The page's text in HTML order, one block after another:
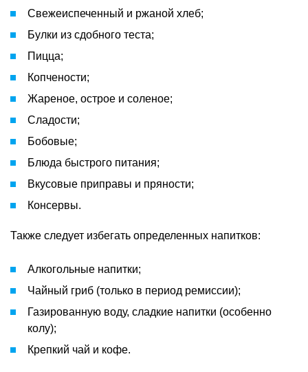
Свежеиспеченный и ржаной хлеб;
Булки из сдобного теста;
Пицца;
Копчености;
Жареное, острое и соленое;
Сладости;
Бобовые;
Блюда быстрого питания;
Вкусовые приправы и пряности;
Консервы.
Также следует избегать определенных напитков:
Алкогольные напитки;
Чайный гриб (только в период ремиссии);
Газированную воду, сладкие напитки (особенно
колу);
Крепкий чай и кофе.